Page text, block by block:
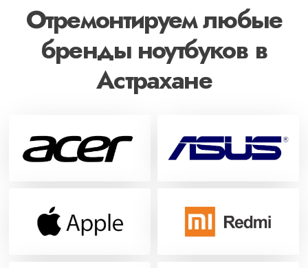
Отремонтируем любые
бренды ноутбуков в
Астрахане